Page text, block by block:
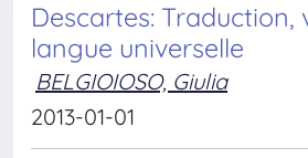
Descartes: Traduction,
langue universelle
BELGIOIOSO, Giulia
2013-01-01